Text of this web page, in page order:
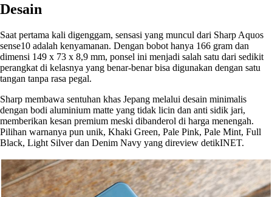
Desain
Saat pertama kali digenggam, sensasi yang muncul dari Sharp Aquos
sense10 adalah kenyamanan. Dengan bobot hanya 166 gram dan
dimensi 149 x 73 x 8,9 mm, ponsel ini menjadi salah satu dari sedikit
perangkat di kelasnya yang benar-benar bisa digunakan dengan satu
tangan tanpa rasa pegal.
Sharp membawa sentuhan khas Jepang melalui desain minimalis
dengan bodi aluminium matte yang tidak licin dan anti sidik jari,
memberikan kesan premium meski dibanderol di harga menengah.
Pilihan warnanya pun unik, Khaki Green, Pale Pink, Pale Mint, Full
Black, Light Silver dan Denim Navy yang direview detikINET.